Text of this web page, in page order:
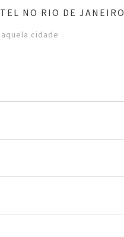
NO RIO DE JANEIRO
cidade